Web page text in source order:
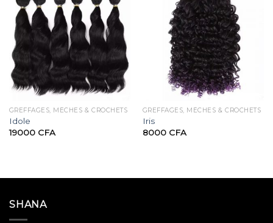
GREFFAGES, MÈCHES & CROCHETS
Idole
19000 CFA
GREFFAGES, MÈCHES & CROCHETS
Iris
8000 CFA
SHANA